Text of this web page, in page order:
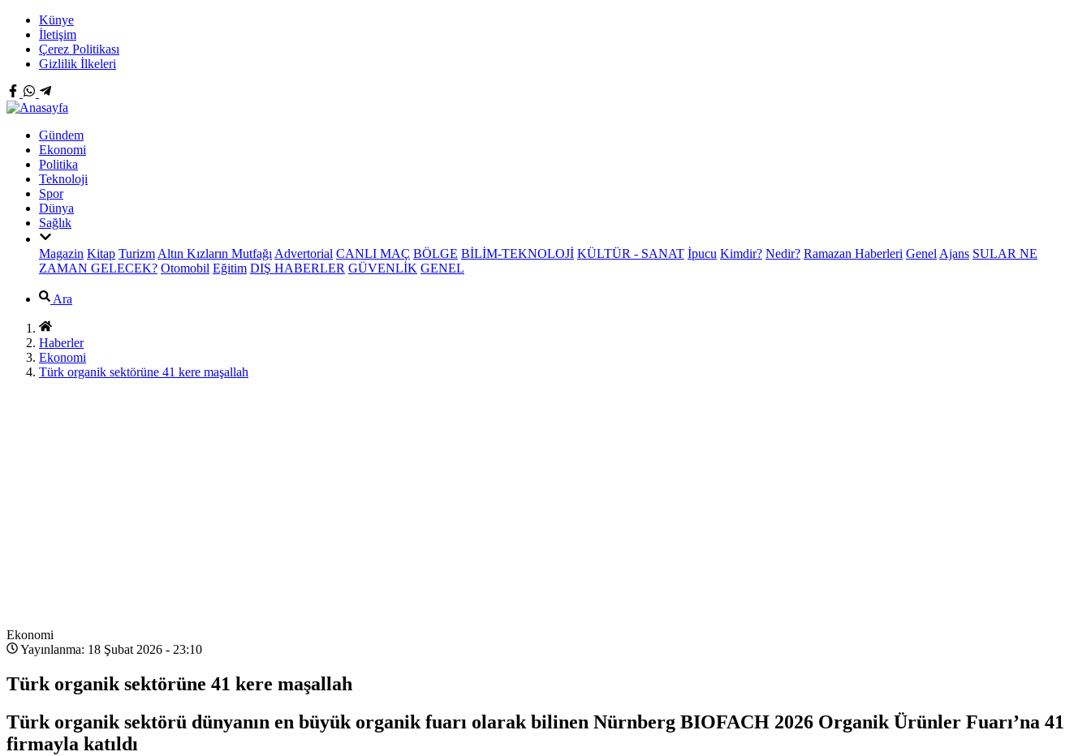
Künye
İletişim
Çerez Politikası
Gizlilik İlkeleri
Gündem
Ekonomi
Politika
Teknoloji
Spor
Dünya
Sağlık
Magazin Kitap Turizm Altın Kızların Mutfağı Advertorial CANLI MAÇ BÖLGE BİLİM-TEKNOLOJİ KÜLTÜR - SANAT İpucu Kimdir? Nedir? Ramazan Haberleri Genel Ajans SULAR NE
ZAMAN GELECEK? Otomobil Eğitim DIŞ HABERLER GÜVENLİK GENEL
Ara
Haberler
Ekonomi
Türk organik sektörüne 41 kere maşallah
Ekonomi
Yayınlanma: 18 Şubat 2026 - 23:10
Türk organik sektörüne 41 kere maşallah
Türk organik sektörü dünyanın en büyük organik fuarı olarak bilinen Nürnberg BIOFACH 2026 Organik Ürünler Fuarı’na 41
firmayla katıldı